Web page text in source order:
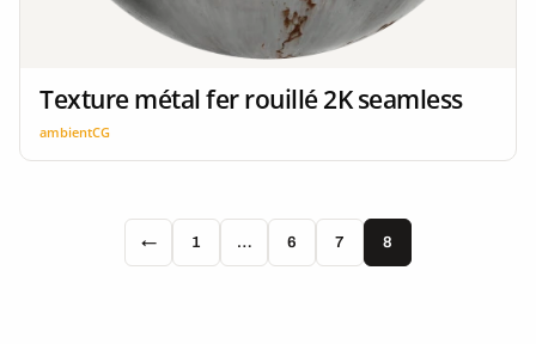
Texture métal fer rouillé 2K seamless
ambientCG
← 1 … 6 7 8